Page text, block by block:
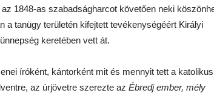
1848-as szabadságharcot követően neki
a tanügy területén kifejtett tevékenységéért Királyi
keretében vett át.
íróként, kántorként mit és mennyit tett a
az úrjövetre szerezte az Ébredj ember, mély